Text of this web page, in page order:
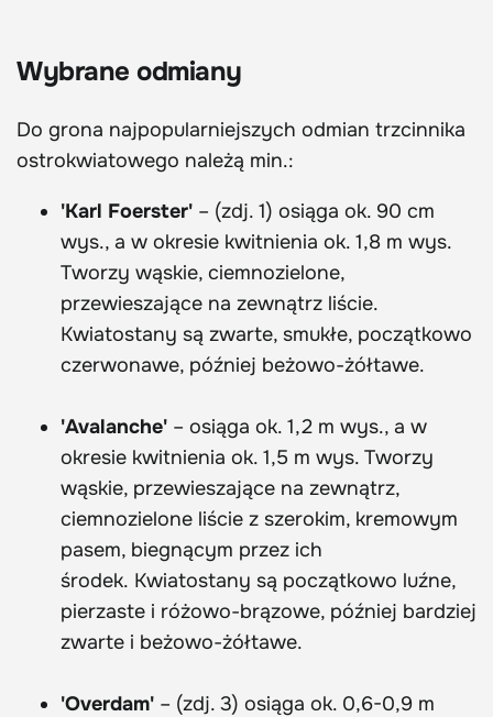
Wybrane odmiany
Do grona najpopularniejszych odmian trzcinnika
ostrokwiatowego należą min.:
'Karl Foerster' – (zdj. 1) osiąga ok. 90 cm
wys., a w okresie kwitnienia ok. 1,8 m wys.
Tworzy wąskie, ciemnozielone,
przewieszające na zewnątrz liście.
Kwiatostany są zwarte, smukłe, początkowo
czerwonawe, później beżowo-żółtawe.
'Avalanche' – osiąga ok. 1,2 m wys., a w
okresie kwitnienia ok. 1,5 m wys. Tworzy
wąskie, przewieszające na zewnątrz,
ciemnozielone liście z szerokim, kremowym
pasem, biegnącym przez ich
środek. Kwiatostany są początkowo luźne,
pierzaste i różowo-brązowe, później bardziej
zwarte i beżowo-żółtawe.
'Overdam' – (zdj. 3) osiąga ok. 0,6-0,9 m